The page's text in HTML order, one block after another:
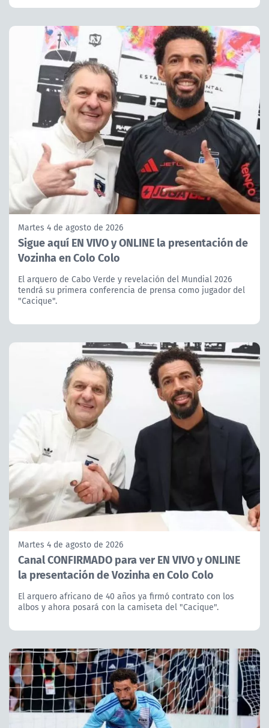
Martes 4 de agosto de 2026
Sigue aquí EN VIVO y ONLINE la presentación de
Vozinha en Colo Colo
El arquero de Cabo Verde y revelación del Mundial 2026
tendrá su primera conferencia de prensa como jugador del
"Cacique".
Martes 4 de agosto de 2026
Canal CONFIRMADO para ver EN VIVO y ONLINE
la presentación de Vozinha en Colo Colo
El arquero africano de 40 años ya firmó contrato con los
albos y ahora posará con la camiseta del "Cacique".